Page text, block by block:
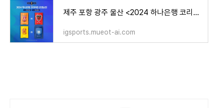
제주 포항 광주 울산 <2024 하나은행 코리아컵 준결승> 4강 경기 일정 시간 대진 중계 추첨 결과 총
igsports.mueot-ai.com